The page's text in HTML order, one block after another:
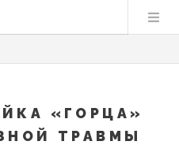
«ГОРЦА»
ТРАВМЫ